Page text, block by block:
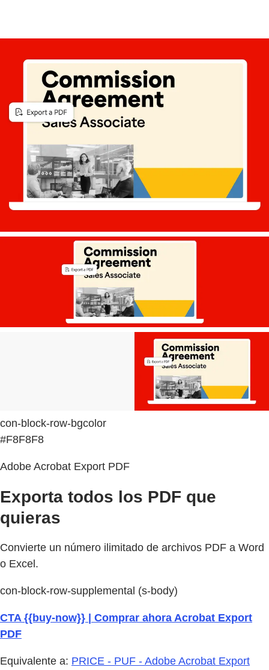
con-block-row-bgcolor
#F8F8F8
Adobe Acrobat Export PDF
Exporta todos los PDF que
quieras
Convierte un número ilimitado de archivos PDF a Word
o Excel.
con-block-row-supplemental (s-body)
CTA {{buy-now}} | Comprar ahora Acrobat Export
PDF
Equivalente a: PRICE - PUF - Adobe Acrobat Export